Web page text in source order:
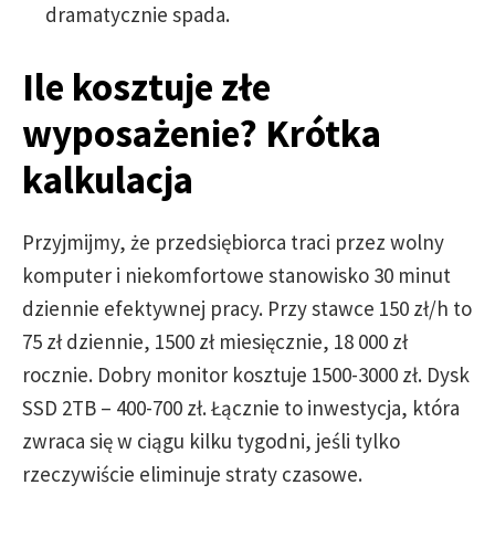
dramatycznie spada.
Ile kosztuje złe
wyposażenie? Krótka
kalkulacja
Przyjmijmy, że przedsiębiorca traci przez wolny
komputer i niekomfortowe stanowisko 30 minut
dziennie efektywnej pracy. Przy stawce 150 zł/h to
75 zł dziennie, 1500 zł miesięcznie, 18 000 zł
rocznie. Dobry monitor kosztuje 1500-3000 zł. Dysk
SSD 2TB – 400-700 zł. Łącznie to inwestycja, która
zwraca się w ciągu kilku tygodni, jeśli tylko
rzeczywiście eliminuje straty czasowe.